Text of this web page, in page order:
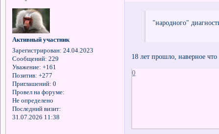
Активный участник
Зарегистрирован: 24.04.2023
Сообщений: 229
Уважение: +161
Позитив: +277
Приглашений: 0
Провел на форуме:
Не определено
Последний визит:
31.07.2026 11:38
"народного"
18 лет прошло, наверное
0